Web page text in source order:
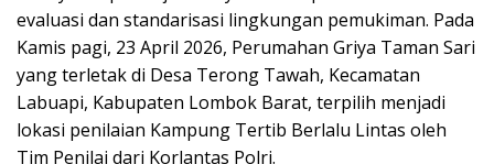
evaluasi dan standarisasi lingkungan pemukiman. Pada
Kamis pagi, 23 April 2026, Perumahan Griya Taman Sari
yang terletak di Desa Terong Tawah, Kecamatan
Labuapi, Kabupaten Lombok Barat, terpilih menjadi
lokasi penilaian Kampung Tertib Berlalu Lintas oleh
Tim Penilai dari Korlantas Polri.